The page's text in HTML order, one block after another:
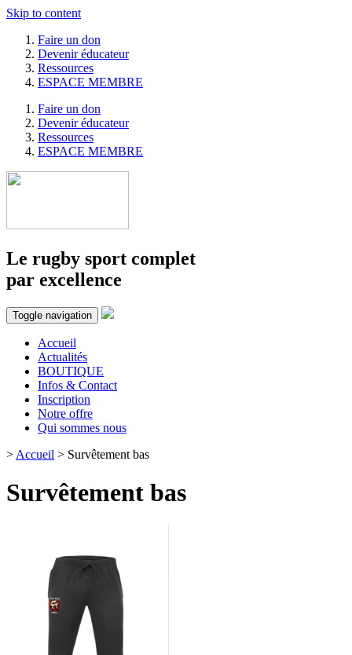
Skip to content
Faire un don
Devenir éducateur
Ressources
ESPACE MEMBRE
Faire un don
Devenir éducateur
Ressources
ESPACE MEMBRE
Le rugby sport complet
par excellence
Toggle navigation
Accueil
Actualités
BOUTIQUE
Infos & Contact
Inscription
Notre offre
Qui sommes nous
> Accueil > Survêtement bas
Survêtement bas